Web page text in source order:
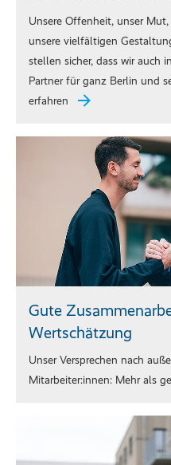
Unsere Offenheit, unser
unsere vielfältigen
stellen sicher, dass wir auch
Partner für ganz Berlin und
erfahren
Gute
Wertschätzung
Unser Versprechen nach
Mitarbeiter:innen: Mehr als